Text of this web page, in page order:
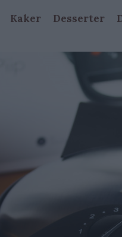
Kaker Desserter